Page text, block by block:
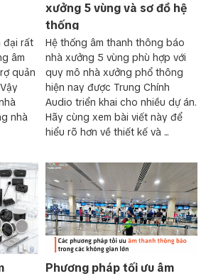
đại rất
âm
quản
nhà
xưởng 5 vùng và sơ đồ hệ
thống
Hệ thống âm thanh thông báo
nhà xưởng 5 vùng phù hợp với
quy mô nhà xưởng phổ thông
hiện nay được Trung Chính
Audio triển khai cho nhiều dự án.
Hãy cùng xem bài viết này để
hiểu rõ hơn về thiết kế và ...
Phương pháp tối ưu âm